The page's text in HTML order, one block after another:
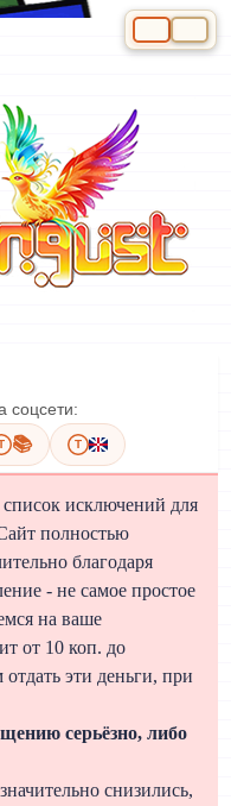
соцсети:
📚 T
исключений для
полностью
благодаря
- не самое простое
на ваше
от 10 коп. до
эти деньги, при
серьёзно, либо
снизились,